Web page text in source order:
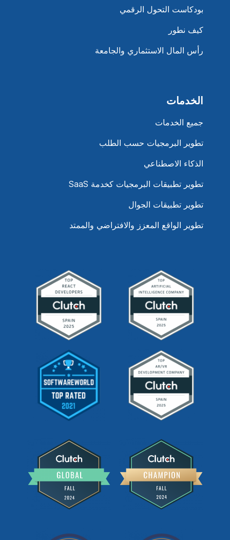
بودكاست التحول الرقمي
كيف نطور
رأس المال الاستثماري والجامعة
الخدمات
جميع الخدمات
تطوير البرمجيات حسب الطلب
الذكاء الاصطناعي
تطوير تطبيقات البرمجيات كخدمة SaaS
تطوير تطبيقات الجوال
تطوير الواقع المعزز والافتراضي والممتد